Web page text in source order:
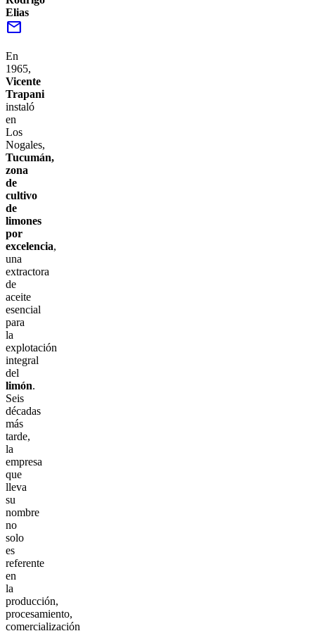
Elias
mail
En
1965,
Vicente
Trapani
instaló
en
Los
Nogales,
Tucumán,
zona
de
cultivo
de
limones
por
excelencia,
una
extractora
de
aceite
esencial
para
la
explotación
integral
del
limón.
Seis
décadas
más
tarde,
la
empresa
que
lleva
su
nombre
no
solo
es
referente
en
la
producción,
procesamiento,
comercialización